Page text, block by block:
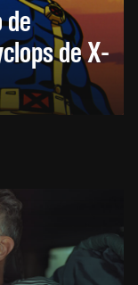
de
de X-